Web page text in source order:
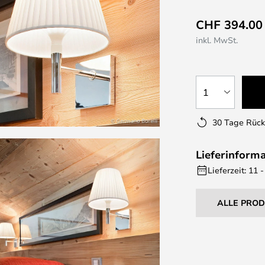
CHF 394.00
inkl. MwSt.
1
30 Tage
Lieferzeit: 11
ALLE